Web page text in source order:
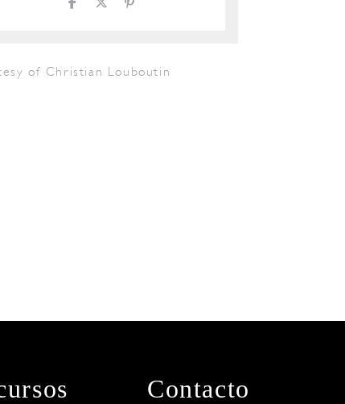
of Christian Louboutin
Contacto